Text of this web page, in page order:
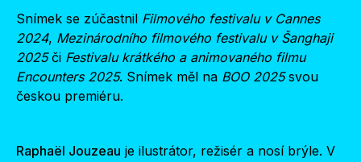
Snímek se zúčastnil Filmového festivalu v Cannes
2024, Mezinárodního filmového festivalu v Šanghaji
2025 či Festivalu krátkého a animovaného filmu
Encounters 2025. Snímek měl na BOO 2025svou
českou premiéru.
Raphaël Jouzeau je ilustrátor, režisér a nosí brýle. V